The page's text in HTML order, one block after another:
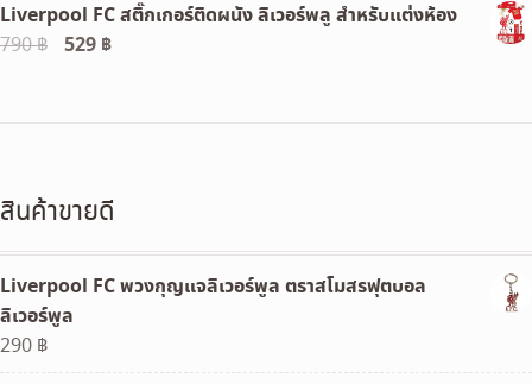
Liverpool FC สติ๊กเกอร์ติดผนัง ลิเวอร์พลู สำหรับแต่งห้อง
790฿
Original
529 ฿Current
สินค้าขายดี
Liverpool FC พวงกุญแจลิเวอร์พูล ตราสโมสรฟุตบอล
ลิเวอร์พูล
290 ฿